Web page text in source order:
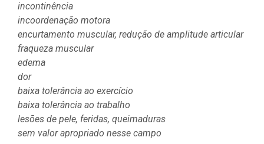
incontinência
incoordenação motora
encurtamento muscular, redução de amplitude articular
fraqueza muscular
edema
dor
baixa tolerância ao exercício
baixa tolerância ao trabalho
lesões de pele, feridas, queimaduras
sem valor apropriado nesse campo